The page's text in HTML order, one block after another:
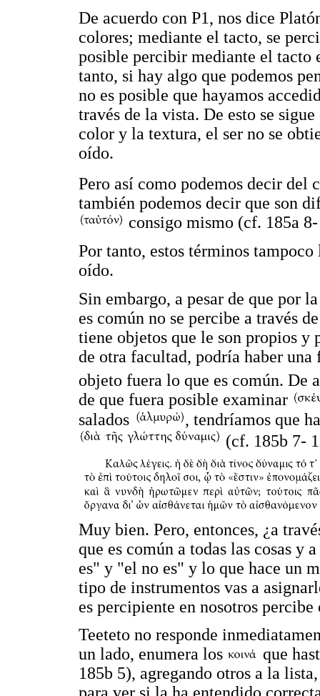
De acuerdo con P1, nos dice
colores; mediante el tacto, se
posible percibir mediante el
tanto, si hay algo que podemos
no es posible que hayamos
través de la vista. De esto se
color y la textura, el ser no se
oído.
Pero así como podemos decir del
también podemos decir que son
consigo mismo (cf. 185a
Por tanto, estos términos
oído.
Sin embargo, a pesar de que por
es común no se percibe a través
tiene objetos que le son propios y
de otra facultad, podría haber
objeto fuera lo que es común. De
de que fuera posible examinar
salados
, tendríamos que
(cf. 185b 7-
Muy bien. Pero, entonces, ¿a
que es común a todas las cosas y
es" y "el no es" y lo que hace un
tipo de instrumentos vas a
es percipiente en nosotros percibe
Teeteto no responde
un lado, enumera los
que
185b 5), agregando otros a la